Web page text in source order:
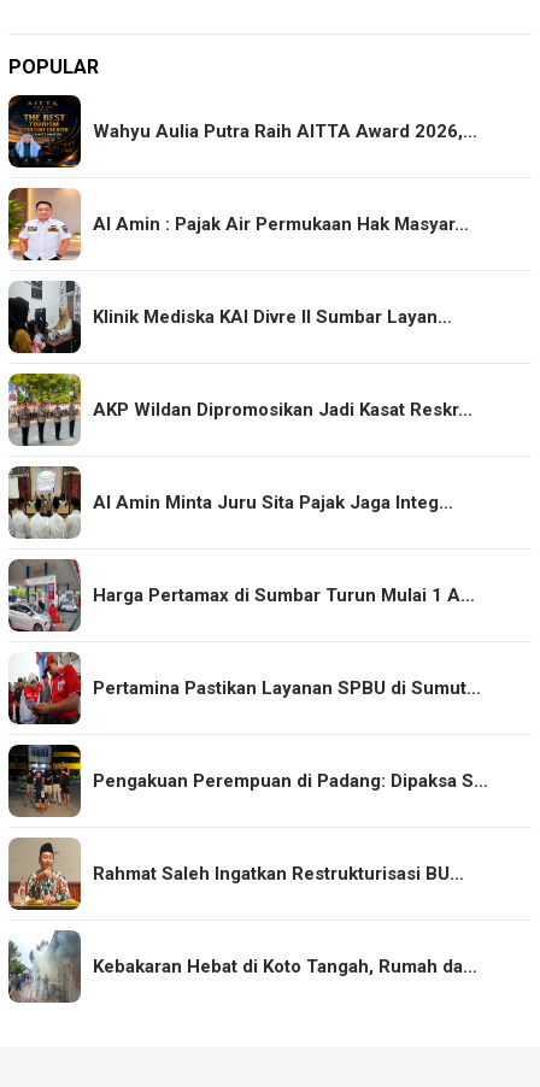
POPULAR
Wahyu Aulia Putra Raih AITTA Award 2026,…
Al Amin : Pajak Air Permukaan Hak Masyar…
Klinik Mediska KAI Divre II Sumbar Layan…
AKP Wildan Dipromosikan Jadi Kasat Reskr…
Al Amin Minta Juru Sita Pajak Jaga Integ…
Harga Pertamax di Sumbar Turun Mulai 1 A…
Pertamina Pastikan Layanan SPBU di Sumut…
Pengakuan Perempuan di Padang: Dipaksa S…
Rahmat Saleh Ingatkan Restrukturisasi BU…
Kebakaran Hebat di Koto Tangah, Rumah da…